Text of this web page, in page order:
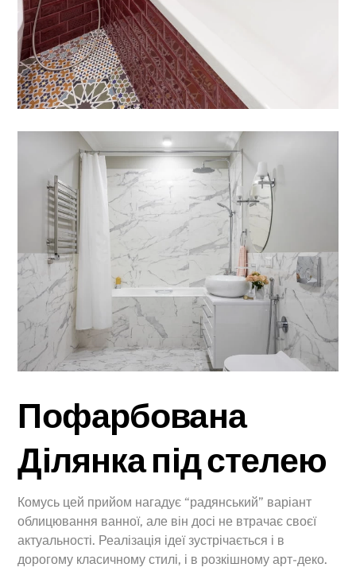
Пофарбована
Ділянка під стелею
Комусь цей прийом нагадує “радянський” варіант
облицювання ванної, але він досі не втрачає своєї
актуальності. Реалізація ідеї зустрічається і в
дорогому класичному стилі, і в розкішному арт-деко.